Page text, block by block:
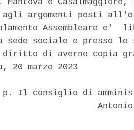
Mantova e
argomenti posti
Assembleare e'
sede sociale e presso
diritto di averne copia
20 marzo 2023
p. Il consiglio di